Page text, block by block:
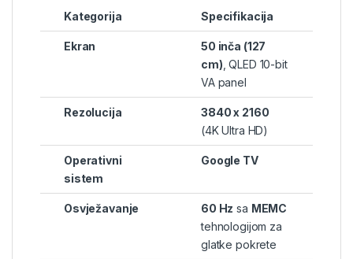
Kategorija Specifikacija
Ekran
50 inča (127
cm) , QLED 10-bit
VA panel
Rezolucija
3840 x 2160
(4K Ultra HD)
Operativni
sistem
Google TV
Osvježavanje 60 Hz sa MEMC
tehnologijom za
glatke pokrete